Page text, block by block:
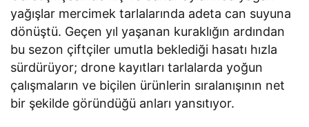
yağışlar mercimek tarlalarında adeta can suyuna
dönüştü. Geçen yıl yaşanan kuraklığın ardından
bu sezon çiftçiler umutla beklediği hasatı hızla
sürdürüyor; drone kayıtları tarlalarda yoğun
çalışmaların ve biçilen ürünlerin sıralanışının net
bir şekilde göründüğü anları yansıtıyor.